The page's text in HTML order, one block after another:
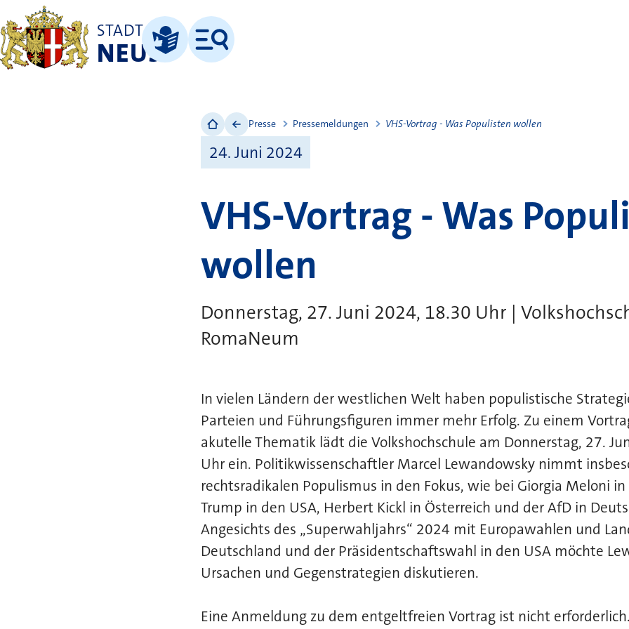
STADT
NEUSSLeichte Sprache
Menü
Presse Pressemeldungen VHS-Vortrag - Was Populisten wollen
24. Juni 2024
VHS-Vortrag - Was
wollen
Donnerstag, 27. Juni 2024, 18.30 Uhr |
RomaNeum
In vielen Ländern der westlichen Welt haben populistische
Parteien und Führungsfiguren immer mehr Erfolg. Zu einem
akutelle Thematik lädt die Volkshochschule am Donnerstag, 27.
Uhr ein. Politikwissenschaftler Marcel Lewandowsky nimmt
rechtsradikalen Populismus in den Fokus, wie bei Giorgia Meloni
Trump in den USA, Herbert Kickl in Österreich und der AfD in
Angesichts des „Superwahljahrs“ 2024 mit Europawahlen und
Deutschland und der Präsidentschaftswahl in den USA möchte
Ursachen und Gegenstrategien diskutieren.
Eine Anmeldung zu dem entgeltfreien Vortrag ist nicht erforderlich.